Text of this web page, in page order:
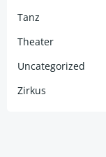
Tanz
Theater
Uncategorized
Zirkus